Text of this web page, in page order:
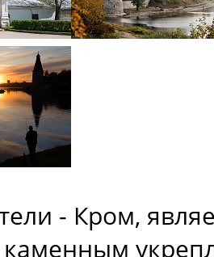
- Кром,
каменным